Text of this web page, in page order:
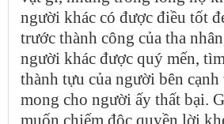
người khác có được điều tốt
trước thành công của tha
người khác được quý mến,
thành tựu của người bên cạnh
mong cho người ấy thất bại.